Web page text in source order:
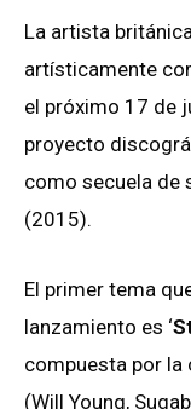
La artista
artísticamente
el próximo 17 de
proyecto
como secuela de
(2015).
El primer tema
lanzamiento es ‘
compuesta por la
(Will Young,